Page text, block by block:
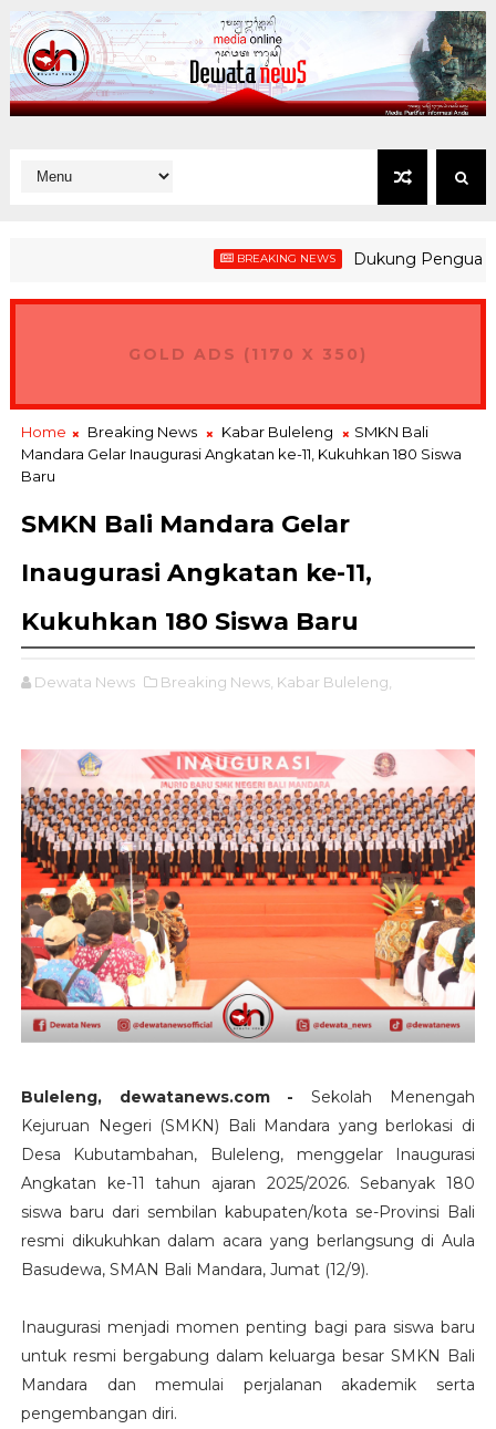
BREAKING NEWS Dukung Penguatan
GOLD ADS (1170 X 350)
Home Breaking News Kabar Buleleng
SMKN Bali
Mandara Gelar Inaugurasi Angkatan ke-11, Kukuhkan 180 Siswa
Baru
SMKN Bali Mandara Gelar
Inaugurasi Angkatan ke-11,
Kukuhkan 180 Siswa Baru
Dewata News Breaking News, Kabar Buleleng,
Buleleng, dewatanews.com -Sekolah Menengah
Kejuruan Negeri (SMKN) Bali Mandara yang berlokasi di
Desa Kubutambahan, Buleleng, menggelar Inaugurasi
Angkatan ke-11 tahun ajaran 2025/2026. Sebanyak 180
siswa baru dari sembilan kabupaten/kota se-Provinsi Bali
resmi dikukuhkan dalam acara yang berlangsung di Aula
Basudewa, SMAN Bali Mandara, Jumat (12/9).
Inaugurasi menjadi momen penting bagi para siswa baru
untuk resmi bergabung dalam keluarga besar SMKN Bali
Mandara dan memulai perjalanan akademik serta
pengembangan diri.